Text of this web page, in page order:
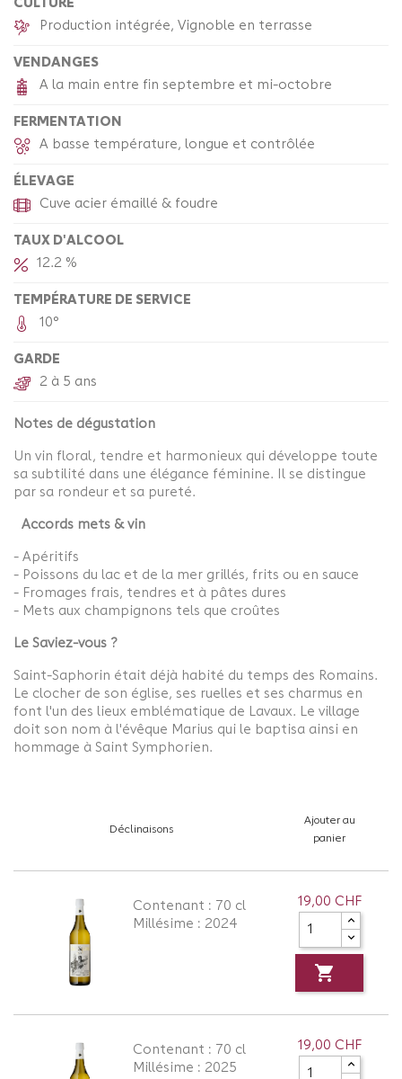
CULTURE
Production intégrée, Vignoble en terrasse
VENDANGES
A la main entre fin septembre et mi-octobre
FERMENTATION
A basse température, longue et contrôlée
ÉLEVAGE
Cuve acier émaillé & foudre
TAUX D'ALCOOL
12.2 %
TEMPÉRATURE DE SERVICE
10°
GARDE
2 à 5 ans
Notes de dégustation
Un vin floral, tendre et harmonieux qui développe toute
sa subtilité dans une élégance féminine. Il se distingue
par sa rondeur et sa pureté.
Accords mets & vin
- Apéritifs
- Poissons du lac et de la mer grillés, frits ou en sauce
- Fromages frais, tendres et à pâtes dures
- Mets aux champignons tels que croûtes
Le Saviez-vous ?
Saint-Saphorin était déjà habité du temps des Romains.
Le clocher de son église, ses ruelles et ses charmus en
font l'un des lieux emblématique de Lavaux. Le village
doit son nom à l'évêque Marius qui le baptisa ainsi en
hommage à Saint Symphorien.
Déclinaisons
Ajouter au
panier
Contenant : 70 cl
Millésime : 2024
19,00 CHF

Contenant : 70 cl
Millésime : 2025
19,00 CHF